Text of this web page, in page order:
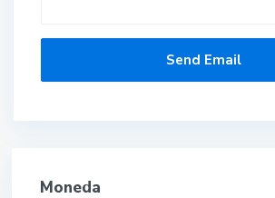
Moneda